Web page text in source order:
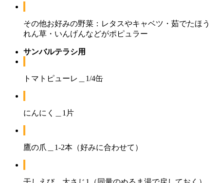
その他お好みの野菜：レタスやキャベツ・茹でたほう
れん草・いんげんなどがポピュラー
サンバルテラシ用
トマトピューレ＿1/4缶
にんにく＿1片
鷹の爪＿1-2本（好みに合わせて）